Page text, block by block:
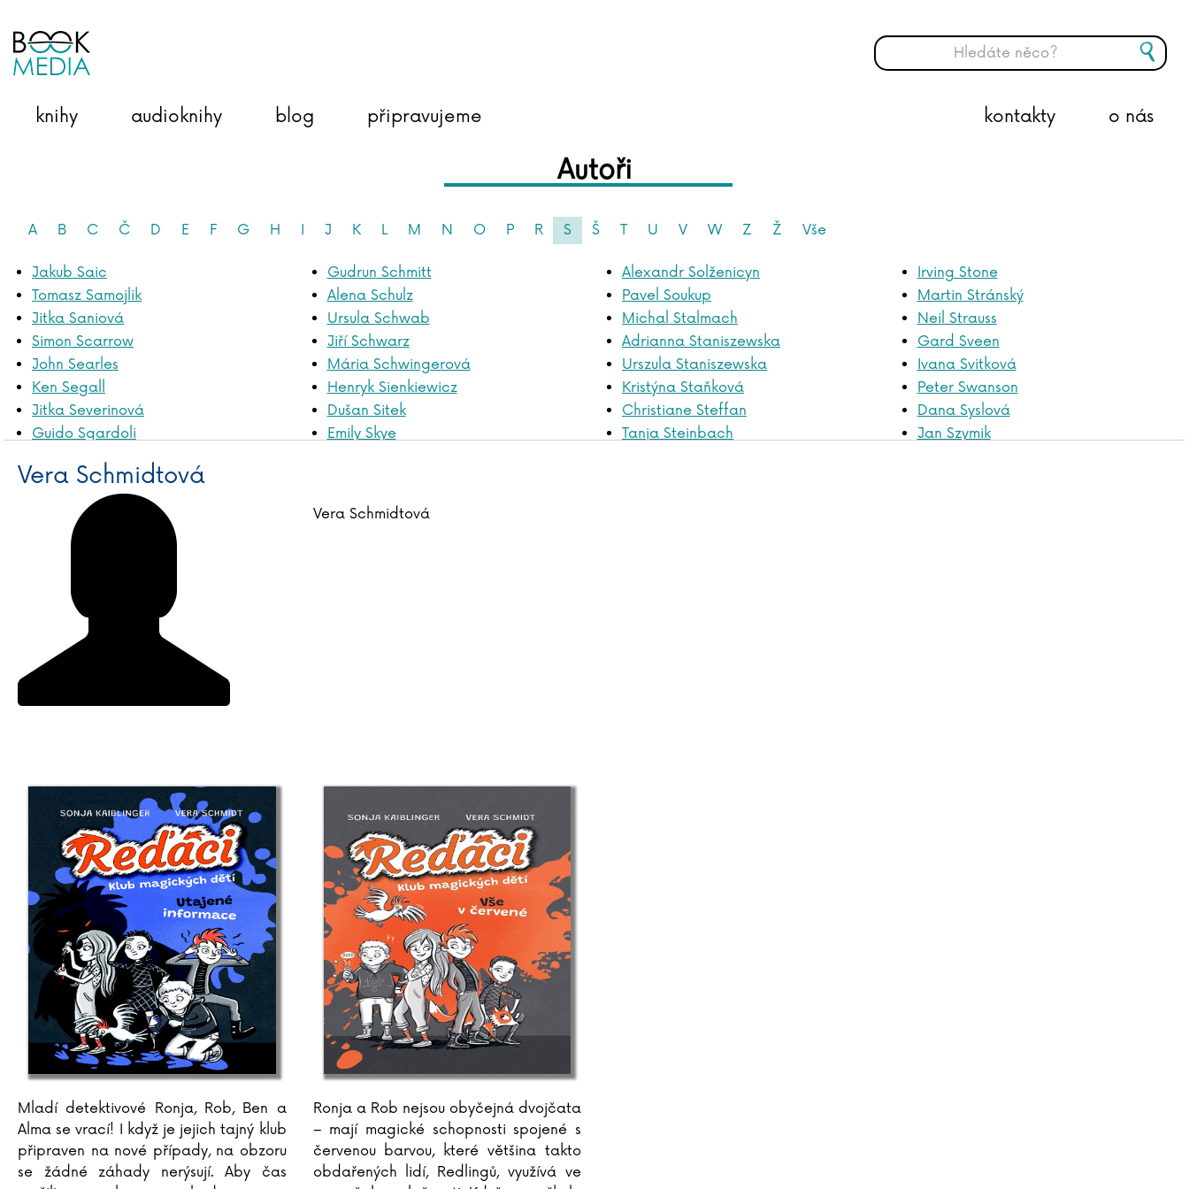
knihy audioknihy blog připravujeme o nás
kontakty
Autoři
A B C Č D E F G H I J K L M N O P R S Š T U V W Z Ž Vše
Jakub Saic
Tomasz Samojlik
Jitka Saniová
Simon Scarrow
John Searles
Ken Segall
Jitka Severinová
Guido Sgardoli
Jasmin Schlaich
Vera Schmidtová
Gudrun Schmitt
Alena Schulz
Ursula Schwab
Jiří Schwarz
Mária Schwingerová
Henryk Sienkiewicz
Dušan Sitek
Emily Skye
Timothy Snyder
Alexandr Solženicyn
Pavel Soukup
Michal Stalmach
Adrianna Staniszewska
Urszula Staniszewska
Kristýna Staňková
Christiane Steffan
Tanja Steinbach
Irving Stone
Martin Stránský
Neil Strauss
Gard Sveen
Ivana Svitková
Peter Swanson
Dana Syslová
Jan Szymik
Vera Schmidtová
Vera Schmidtová
Mladí detektivové Ronja, Rob, Ben a
Alma se vrací! I když je jejich tajný klub
připraven na nové případy, na obzoru
se žádné záhady nerýsují. Aby čas
Ronja a Rob nejsou obyčejná dvojčata
– mají magické schopnosti spojené s
červenou barvou, které většina takto
obdařených lidí, Redlingů, využívá ve